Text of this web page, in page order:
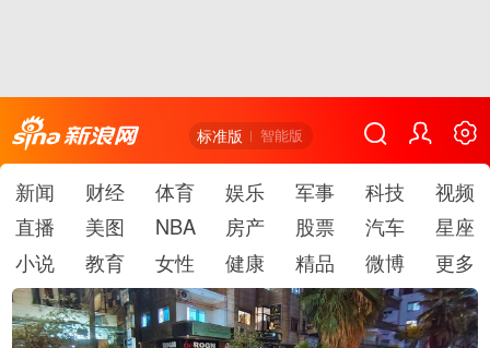
标准版 智能版
新闻 财经 体育 娱乐 军事 科技
视频
直播
美图 NBA 房产 股票 汽车
星座
小说
教育 女性 健康 精品 微博 更多